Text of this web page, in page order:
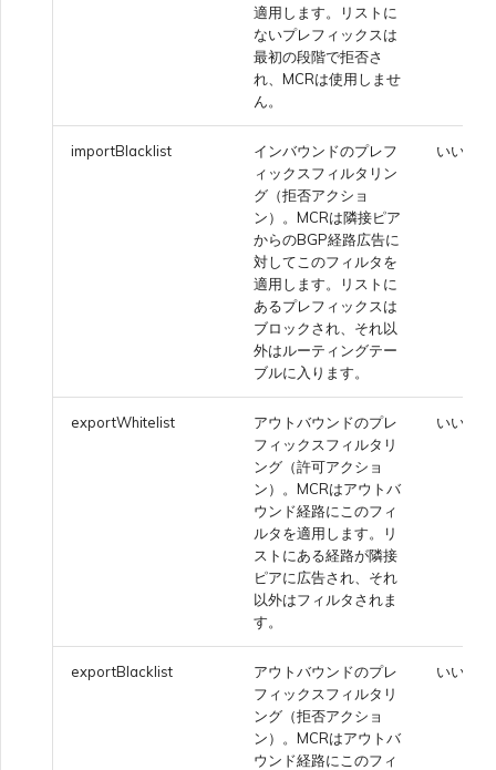
適用します。リストに
ないプレフィックスは
最初の段階で拒否さ
れ、MCRは使用しませ
ん。
importBlacklist
インバウンドのプレフ
ィックスフィルタリン
グ（拒否アクショ
ン）。MCRは隣接ピア
からのBGP経路広告に
対してこのフィルタを
適用します。リストに
あるプレフィックスは
ブロックされ、それ以
外はルーティングテー
ブルに入ります。
いいえ
exportWhitelist
アウトバウンドのプレ
フィックスフィルタリ
ング（許可アクショ
ン）。MCRはアウトバ
ウンド経路にこのフィ
ルタを適用します。リ
ストにある経路が隣接
ピアに広告され、それ
以外はフィルタされま
す。
いいえ
exportBlacklist
アウトバウンドのプレ
フィックスフィルタリ
ング（拒否アクショ
ン）。MCRはアウトバ
ウンド経路にこのフィ
いいえ